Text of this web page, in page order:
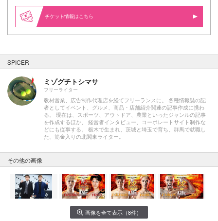
情報はこちら
SPICER
ミゾグチトシマサ
フリーライター
教材営業、広告制作代理店を経てフリーランスに。 各種情報誌の記
者としてイベント、グルメ、商品・店舗紹介関連の記事作成に携わ
る。 現在は、スポーツ、アウトドア、農業といったジャンルの記事
を作成するほか、 経営者インタビュー、コーポレートサイト制作な
どにも従事する。 栃木で生まれ、茨城と埼玉で育ち、群馬で就職し
た、筋金入りの北関東ライター。
その他の画像
画像を全て表示（8件）